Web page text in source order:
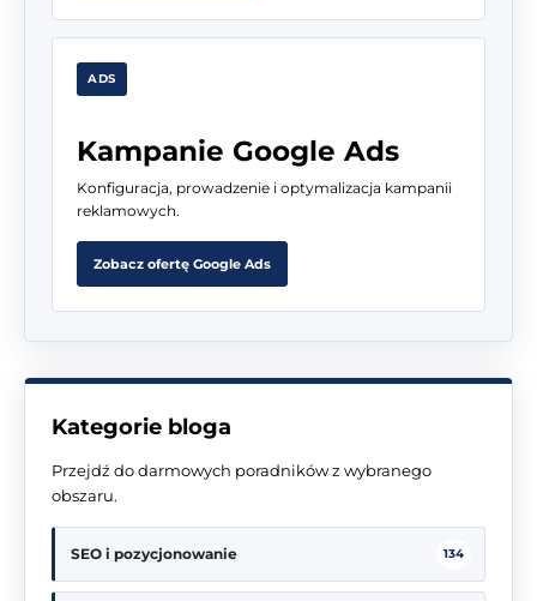
ADS
Kampanie Google Ads
Konfiguracja, prowadzenie i optymalizacja kampanii
reklamowych.
Zobacz ofertę Google Ads
Kategorie bloga
Przejdź do darmowych poradników z wybranego
obszaru.
SEO i pozycjonowanie 134